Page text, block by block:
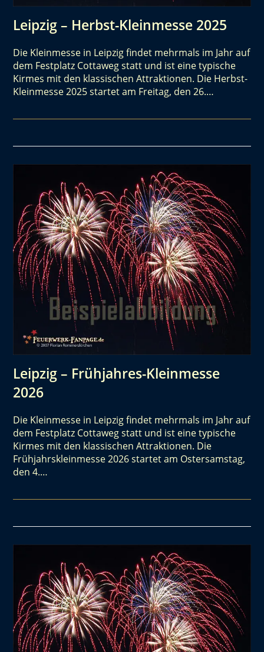
Leipzig – Herbst-Kleinmesse 2025
Die Kleinmesse in Leipzig findet mehrmals im Jahr auf
dem Festplatz Cottaweg statt und ist eine typische
Kirmes mit den klassischen Attraktionen. Die Herbst-
Kleinmesse 2025 startet am Freitag, den 26.…
Leipzig – Frühjahres-Kleinmesse
2026
Die Kleinmesse in Leipzig findet mehrmals im Jahr auf
dem Festplatz Cottaweg statt und ist eine typische
Kirmes mit den klassischen Attraktionen. Die
Frühjahrskleinmesse 2026 startet am Ostersamstag,
den 4.…